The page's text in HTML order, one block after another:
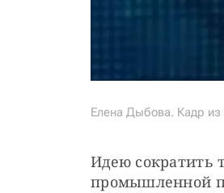
Елена Дыбова. Кадр
Идею сократить
промышленной